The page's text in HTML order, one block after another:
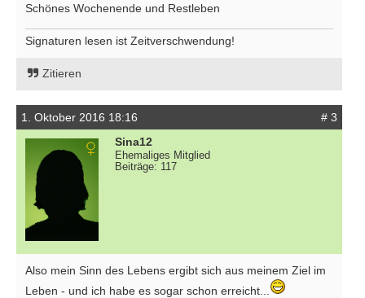
Schönes Wochenende und Restleben
Signaturen lesen ist Zeitverschwendung!
Zitieren
1. Oktober 2016 18:16
# 3
Sina12
Ehemaliges Mitglied
Beiträge: 117
Also mein Sinn des Lebens ergibt sich aus meinem Ziel im
Leben - und ich habe es sogar schon erreicht...